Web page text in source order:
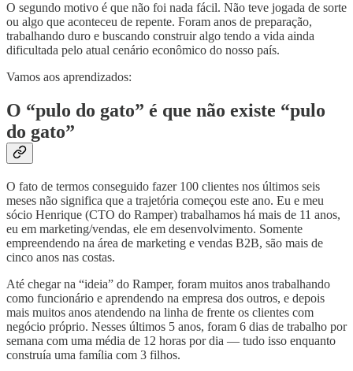
O segundo motivo é que não foi nada fácil. Não teve jogada de sorte
ou algo que aconteceu de repente. Foram anos de preparação,
trabalhando duro e buscando construir algo tendo a vida ainda
dificultada pelo atual cenário econômico do nosso país.
Vamos aos aprendizados:
O “pulo do gato” é que não existe “pulo
do gato”
O fato de termos conseguido fazer 100 clientes nos últimos seis
meses não significa que a trajetória começou este ano. Eu e meu
sócio Henrique (CTO do Ramper) trabalhamos há mais de 11 anos,
eu em marketing/vendas, ele em desenvolvimento. Somente
empreendendo na área de marketing e vendas B2B, são mais de
cinco anos nas costas.
Até chegar na “ideia” do Ramper, foram muitos anos trabalhando
como funcionário e aprendendo na empresa dos outros, e depois
mais muitos anos atendendo na linha de frente os clientes com
negócio próprio. Nesses últimos 5 anos, foram 6 dias de trabalho por
semana com uma média de 12 horas por dia — tudo isso enquanto
construía uma família com 3 filhos.